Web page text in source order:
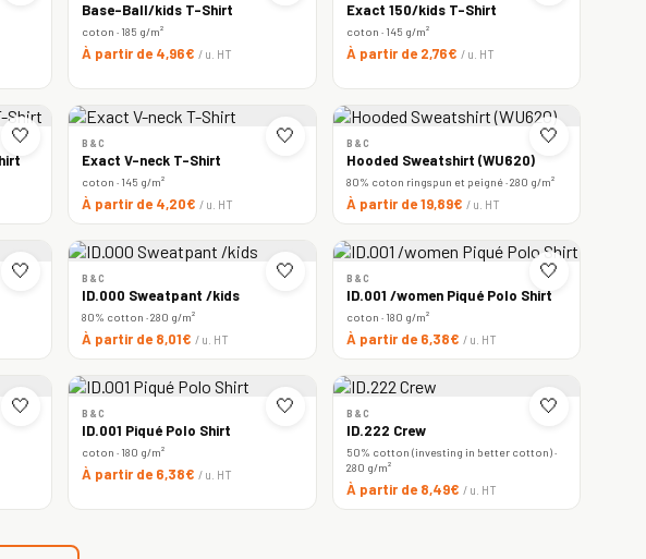
Base-Ball/kids T-Shirt
coton · 185 g/m²
À partir de 4,96€ / u. HT
Exact 150/kids T-Shirt
coton · 145 g/m²
À partir de 2,76€ / u. HT
🤍 🤍
B&C
Exact V-neck T-Shirt
coton · 145 g/m²
À partir de 4,20€ / u. HT
🤍
B&C
Hooded Sweatshirt (WU620)
80% coton ringspun et peigné · 280 g/m²
À partir de 19,89€ / u. HT
🤍 🤍
B&C
ID.000 Sweatpant /kids
80% cotton · 280 g/m²
À partir de 8,01€ / u. HT
🤍
B&C
ID.001 /women Piqué Polo Shirt
coton · 180 g/m²
À partir de 6,38€ / u. HT
🤍 🤍
B&C
ID.001 Piqué Polo Shirt
coton · 180 g/m²
À partir de 6,38€ / u. HT
🤍
B&C
ID.222 Crew
50% cotton (investing in better cotton) ·
280 g/m²
À partir de 8,49€ / u. HT